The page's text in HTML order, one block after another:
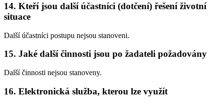
14. Kteří jsou další účastníci (dotčení) řešení životní
situace
Další účastníci postupu nejsou stanoveni.
15. Jaké další činnosti jsou po žadateli požadovány
Další činnosti nejsou stanoveny.
16. Elektronická služba, kterou lze využít